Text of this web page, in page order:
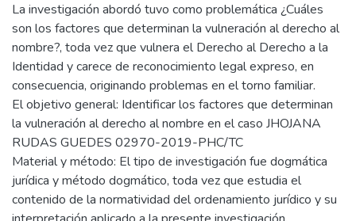
La investigación abordó tuvo como problemática ¿Cuáles
son los factores que determinan la vulneración al derecho al
nombre?, toda vez que vulnera el Derecho al Derecho a la
Identidad y carece de reconocimiento legal expreso, en
consecuencia, originando problemas en el torno familiar.
El objetivo general: Identificar los factores que determinan
la vulneración al derecho al nombre en el caso JHOJANA
RUDAS GUEDES 02970-2019-PHC/TC
Material y método: El tipo de investigación fue dogmática
jurídica y método dogmático, toda vez que estudia el
contenido de la normatividad del ordenamiento jurídico y su